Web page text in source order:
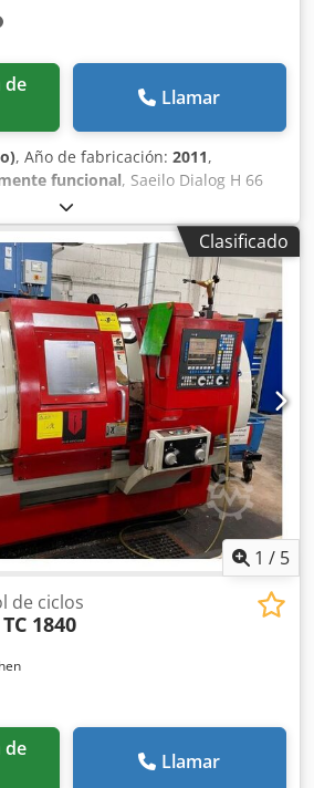
Llamar
, Año de fabricación: 2011,
funcional, Saeilo Dialog H 66
con ShopTurn Diámetro de giro
Distancia entre puntos: 2.000 mm
1.980 mm Velocidades del cabezal:
del husillo: 105 mm Velocidad de
D I Hmjfx Aggjha Potencia: 18,5 kW
Clasificado
1 / 5
de ciclos
1840
Llamar